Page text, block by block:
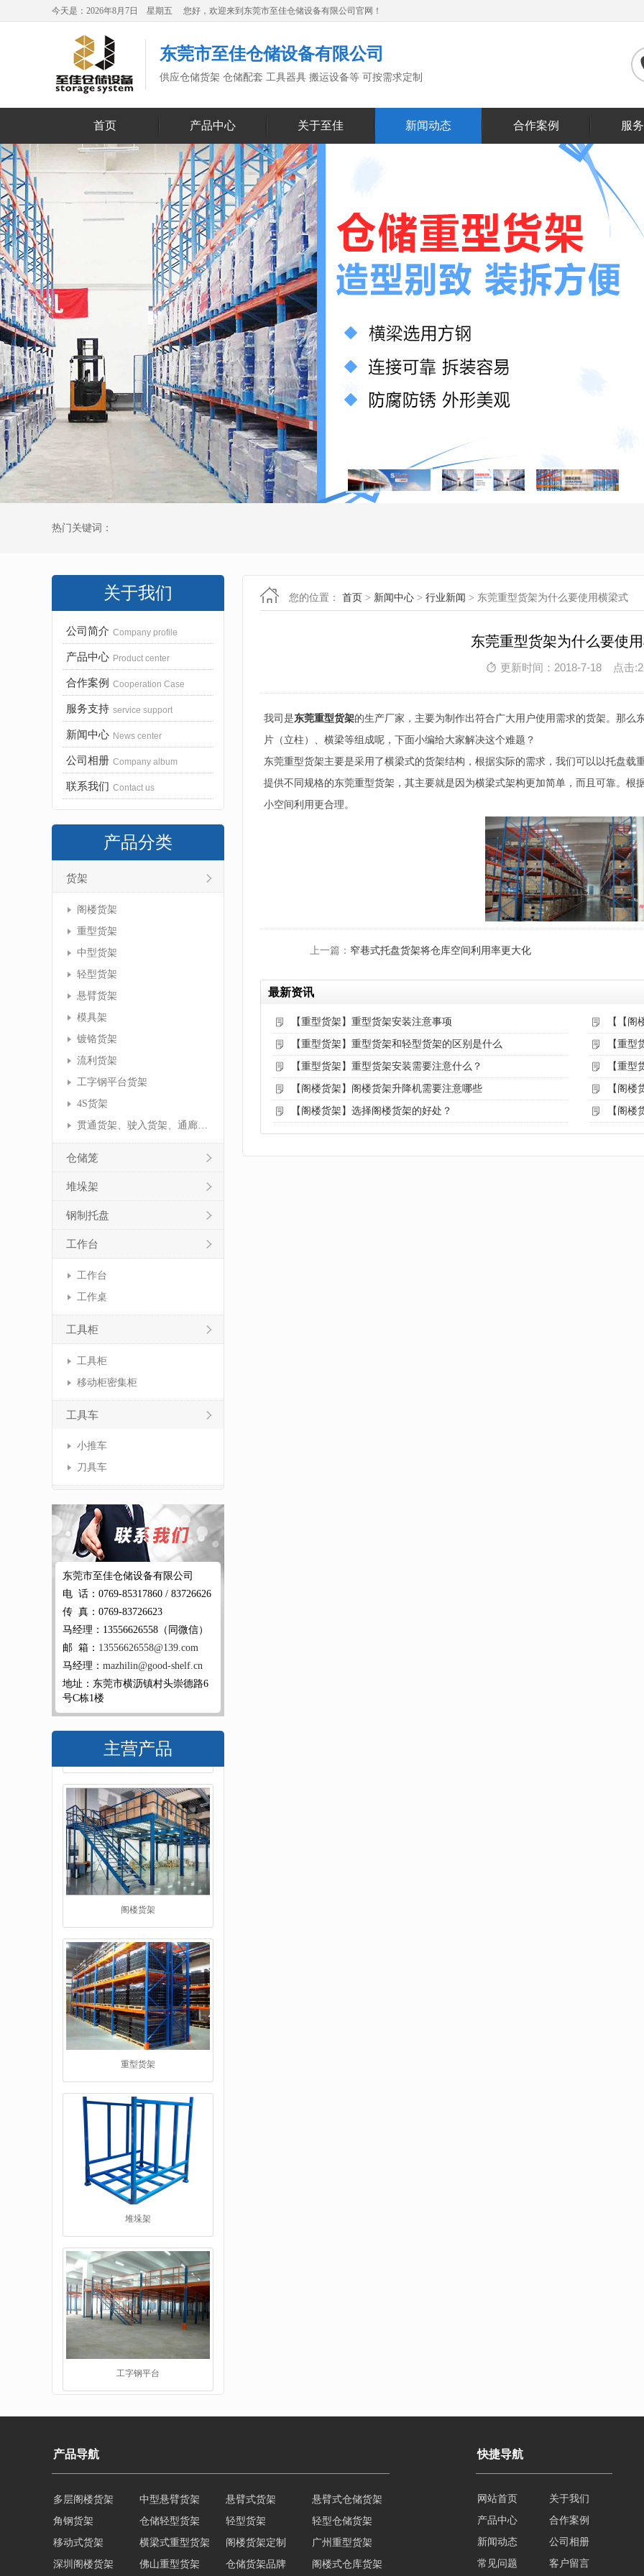
今天是：2026年8月7日 星期五 您好，欢迎来到东莞市至佳仓储设备有限公司官网！
东莞市至佳仓储设备有限公司
供应仓储货架 仓储配套 工具器具 搬运设备等 可按需求定制
首页 产品中心 关于至佳 新闻动态 合作案例 服
热门关键词：
关于我们
公司简介 Company profile
产品中心 Product center
合作案例 Cooperation Case
服务支持 service support
新闻中心 News center
公司相册 Company album
联系我们 Contact us
产品分类
货架
阁楼货架
重型货架
中型货架
轻型货架
悬臂货架
模具架
镀铬货架
流利货架
工字钢平台货架
4S货架
贯通货架、驶入货架、通廊货架
仓储笼
堆垛架
钢制托盘
工作台
工作台
工作桌
工具柜
工具柜
移动柜密集柜
工具车
小推车
刀具车
东莞市至佳仓储设备有限公司
电 话：0769-85317860 / 83726626
传 真：0769-83726623
马经理：13556626558（同微信）
邮 箱： 13556626558@139.com
马经理： mazhilin@good-shelf.cn
地址：东莞市横沥镇村头崇德路6
号C栋1楼
主营产品
仓储货架品牌
您的位置： 首页 > 新闻中心 > 行业新闻 > 东莞重型货架为什么要使用横梁式
东莞重型货架为什么要使
更新时间：2018-7-18 点击
我司是东莞重型货架的生产厂家，主要为制作出符合广大用户使用需求的货架。那
片（立柱）、横梁等组成呢，下面小编给大家解决这个难题？
东莞重型货架主要是采用了横梁式的货架结构，根据实际的需求，我们可以以托盘
提供不同规格的东莞重型货架，其主要就是因为横梁式架构更加简单，而且可靠。根
小空间利用更合理。
上一篇： 窄巷式托盘货架将仓库空间利用率更大化
最新资讯
【重型货架】重型货架安装注意事项 【【阁
【重型货架】重型货架和轻型货架的区别是什么 【重型
【重型货架】重型货架安装需要注意什么？ 【重型
【阁楼货架】阁楼货架升降机需要注意哪些 【阁
【阁楼货架】选择阁楼货架的好处？ 【阁楼
产品导航
多层阁楼货架 中型悬臂货架 悬臂式货架
悬臂式仓储货架
角钢货架
仓储轻型货架 轻型货架
轻型仓储货架
移动式货架
横梁式重型货架 阁楼货架定制
广州重型货架
深圳阁楼货架
佛山重型货架 仓储货架品牌 阁楼式仓库货架
快捷导航
网站首页
关于我们
产品中心
合作案例
新闻动态
公司相册
常见问题
客户留言